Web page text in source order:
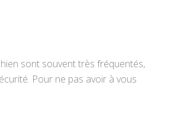
sont souvent très fréquentés,
Pour ne pas avoir à vous